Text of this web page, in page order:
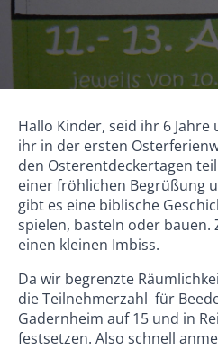
Hallo Kinder, seid ihr 6
ihr in der ersten
den Osterentdeckertagen
einer fröhlichen Begrüßung
gibt es eine biblische
spielen, basteln oder bauen.
einen kleinen Imbiss.
Da wir begrenzte
die Teilnehmerzahl für
Gadernheim auf 15 und in
festsetzen. Also schnell